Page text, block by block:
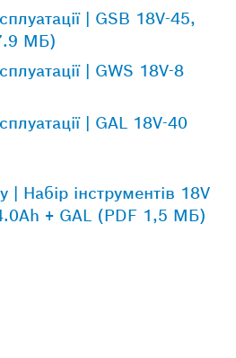
| GSB 18V-45,
МБ)
| GWS 18V-8
| GAL 18V-40
| Набір інструментів 18V
+ GAL (PDF 1,5 МБ)